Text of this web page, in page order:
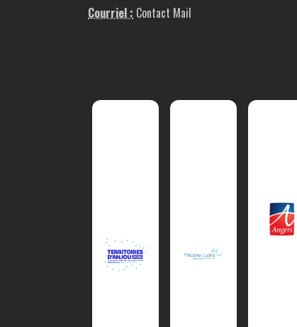
Courriel : Contact Mail